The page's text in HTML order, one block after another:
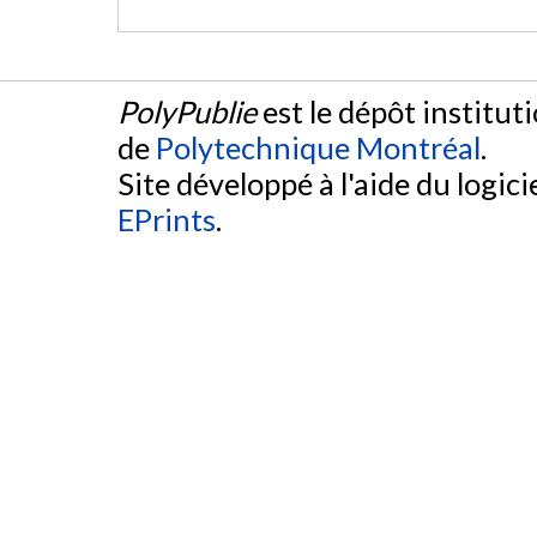
PolyPublieest le dépôt
de Polytechnique Montréal.
Site développé à l'aide du
EPrints.